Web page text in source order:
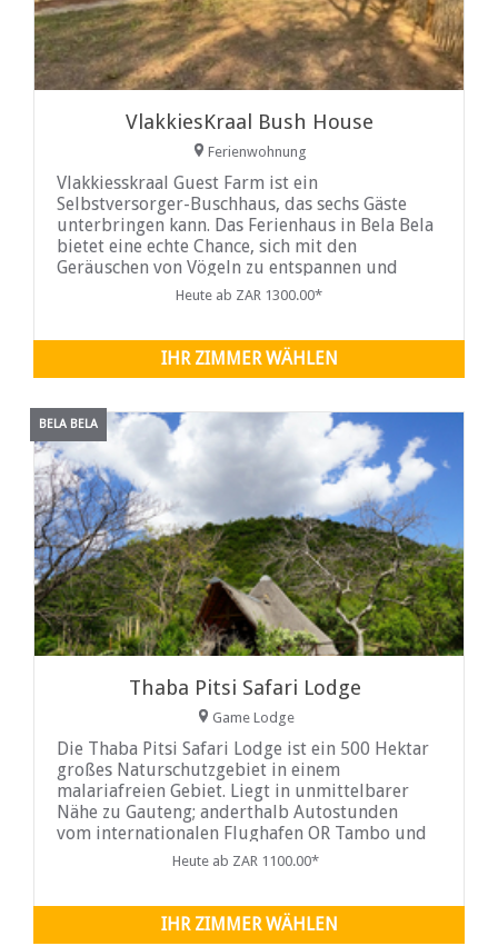
VlakkiesKraal Bush House
Ferienwohnung
Vlakkiesskraal Guest Farm ist ein
Selbstversorger-Buschhaus, das sechs Gäste
unterbringen kann. Das Ferienhaus in Bela Bela
bietet eine echte Chance, sich mit den
Geräuschen von Vögeln zu entspannen und
Impala, Blesbok und Bushbabies zu besuchen,
Heute ab ZAR 1300.00*
IHR ZIMMER WÄHLEN
BELA BELA
Thaba Pitsi Safari Lodge
Game Lodge
Die Thaba Pitsi Safari Lodge ist ein 500 Hektar
großes Naturschutzgebiet in einem
malariafreien Gebiet. Liegt in unmittelbarer
Nähe zu Gauteng; anderthalb Autostunden
vom internationalen Flughafen OR Tambo und
eine Autostunde von Pretoria entfernt.
Heute ab ZAR 1100.00*
IHR ZIMMER WÄHLEN